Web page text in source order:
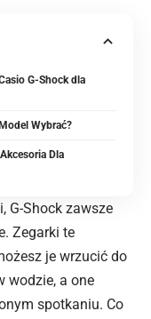
G-Shock dla
Wybrać?
Dla
G-Shock zawsze
Zegarki te
je wrzucić do
wodzie, a one
spotkaniu. Co